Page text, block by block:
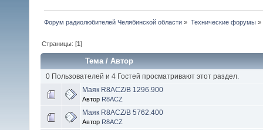
Форум радиолюбителей Челябинской области » Технические форумы»
Страницы: [1]
Тема/Автор
0 Пользователей и 4 Гостей просматривают этот раздел.
Маяк R8ACZ/B 1296.900
Автор R8ACZ
Маяк R8ACZ/B 5762.400
Автор R8ACZ